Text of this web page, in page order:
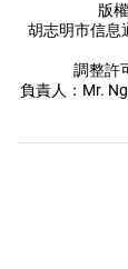
版
胡志明市信息
調整許
負責人：Mr.